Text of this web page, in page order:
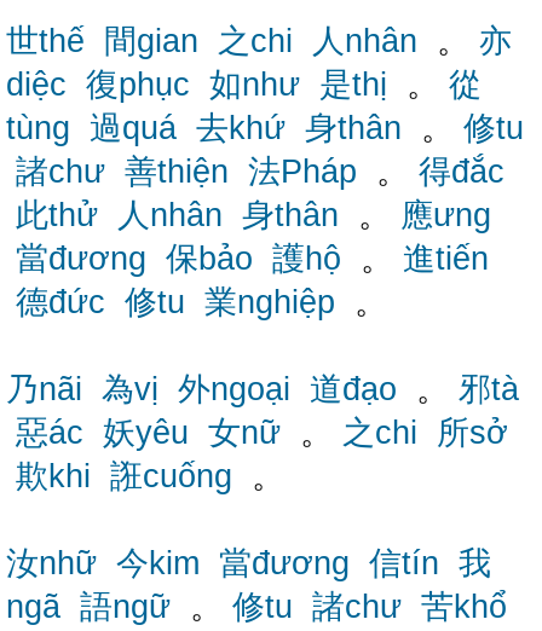
世thế 間gian 之chi 人nhân 。 亦
diệc 復phục 如như 是thị 。 從
tùng 過quá 去khứ 身thân 。 修tu
諸chư 善thiện 法Pháp 。 得đắc
此thử
人nhân 身thân 。 應ưng
當đương 保bảo 護hộ 。 進tiến
德đức 修tu 業nghiệp 。
乃nãi 為vị 外ngoại 道đạo 。 邪tà
惡ác 妖yêu 女nữ 。 之chi
所sở
欺khi 誑cuống 。
汝nhữ 今kim 當đương 信tín 我
ngã 語ngữ 。 修tu 諸chư 苦khổ